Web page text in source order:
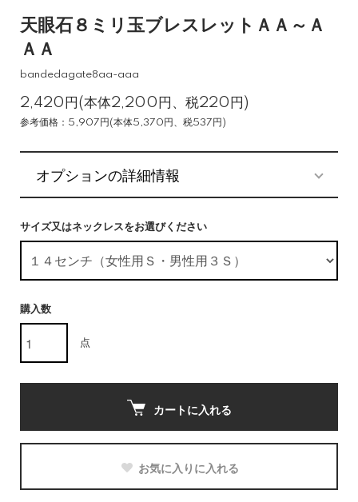
天眼石８ミリ玉ブレスレットＡＡ～Ａ
ＡＡ
bandedagate8aa-aaa
2,420円(本体2,200円、税220円)
参考価格：5,907円(本体5,370円、税537円)
オプションの詳細情報
サイズ又はネックレスをお選びください
購入数
点
カートに入れる
お気に入りに入れる